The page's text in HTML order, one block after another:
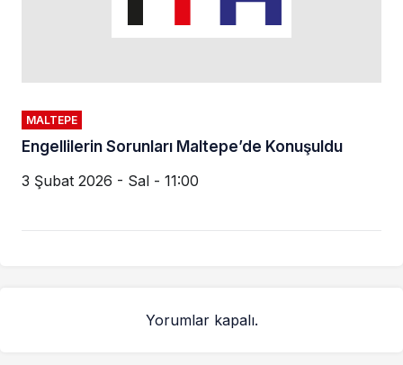
MALTEPE
Engellilerin Sorunları Maltepe’de Konuşuldu
3 Şubat 2026 - Sal - 11:00
Yorumlar kapalı.